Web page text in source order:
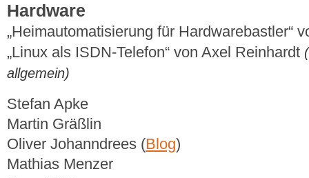
Hardware
„Heimautomatisierung für Hardwarebastler“
„Linux als ISDN-Telefon“ von Axel Reinhardt
allgemein)
Stefan Apke
Martin Gräßlin
Oliver Johanndrees (Blog)
Mathias Menzer